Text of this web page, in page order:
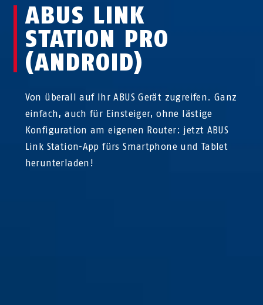
ABUS LINK
STATION PRO
(ANDROID)
Von überall auf Ihr ABUS Gerät zugreifen. Ganz
einfach, auch für Einsteiger, ohne lästige
Konfiguration am eigenen Router: jetzt ABUS
Link Station-App fürs Smartphone und Tablet
herunterladen!